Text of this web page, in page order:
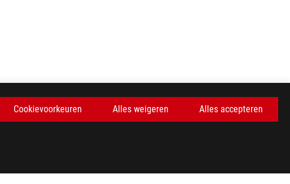
Cookievoorkeuren Alles weigeren Alles accepteren